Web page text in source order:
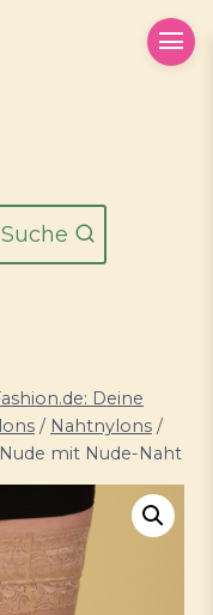
Suche
Deine
/ Nahtnylons /
mit Nude-Naht